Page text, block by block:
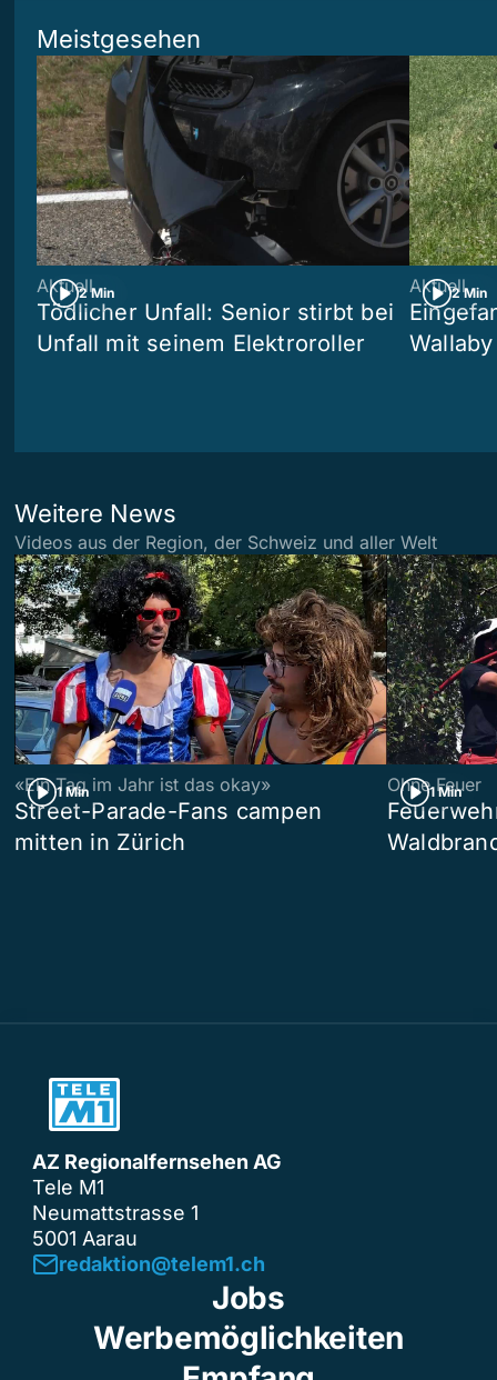
Meistgesehen
2 Min
Aktuell
Tödlicher Unfall: Senior stirbt bei
Unfall mit seinem Elektroroller
2 Min
Aktuell
Weitere News
Videos aus der Region, der Schweiz und aller Welt
1 Min
«Ein Tag im Jahr ist das okay»
Street-Parade-Fans campen
mitten in Zürich
1 Min
Ohne Feuer
AZ Regionalfernsehen AG
Tele M1
Neumattstrasse 1
5001 Aarau
redaktion@telem1.ch
Jobs
Werbemöglichkeiten